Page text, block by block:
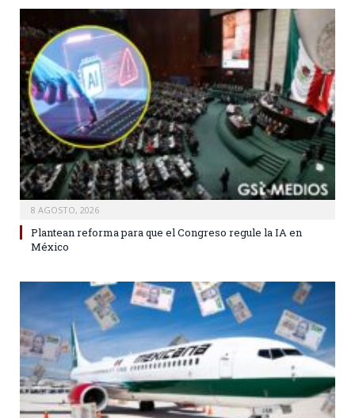
8 AGOSTO, 2026
Plantean reforma para que el Congreso regule la IA en
México